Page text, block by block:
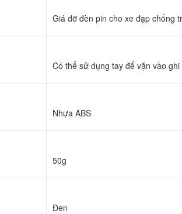
Giá đỡ đèn pin cho xe đạp chống
Có thể sử dụng tay
Nhựa ABS
50g
Đen